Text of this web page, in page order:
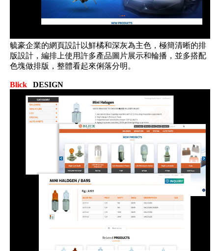
毓豪企業的網頁設計以鮮橘和深灰為主色，極簡清晰的排
版設計，編排上使用許多產品圖片展示和輪播，並多搭配
色塊做排版，整體看起來俐落分明。
Blick DESIGN